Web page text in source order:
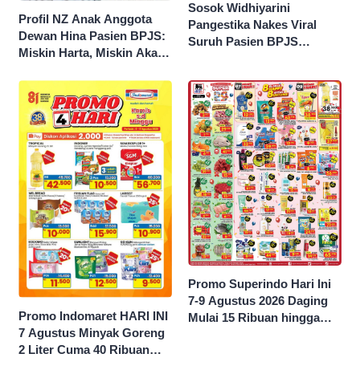
Profil NZ Anak Anggota
Dewan Hina Pasien BPJS:
Miskin Harta, Miskin Akal
Sosok Widhiyarini
Pangestika Nakes Viral
Suruh Pasien BPJS
Meninggal
Promo Indomaret HARI INI
7 Agustus Minyak Goreng
2 Liter Cuma 40 Ribuan
Promo Superindo Hari Ini
7-9 Agustus 2026 Daging
Mulai 15 Ribuan hingga